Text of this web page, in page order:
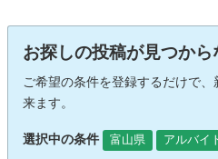
お探しの投稿が見つから
ご希望の条件を登録するだけで
来ます。
選択中の条件 富山県 アルバイ